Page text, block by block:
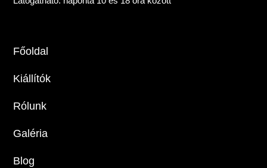
Főoldal
Kiállítók
Rólunk
Galéria
Blog